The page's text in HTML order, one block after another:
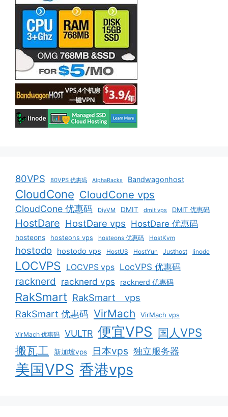
80VPS 80VPS 优惠码 AlphaRacks Bandwagonhost
CloudCone CloudCone vps
CloudCone 优惠码 DiyVM DMIT dmit vps DMIT 优惠码
HostDare HostDare vps HostDare 优惠码
hosteons hosteons vps hosteons 优惠码 HostKvm
hostodo hostodo vps HostUS HostYun Justhost linode
LOCVPS LOCVPS vps LocVPS 优惠码
racknerd racknerd vps racknerd 优惠码
RakSmart RakSmart vps
RakSmart 优惠码 VirMach VirMach vps
VirMach 优惠码 VULTR 便宜VPS 国人VPS
搬瓦工
新加坡vps 日本vps 独立服务器
美国VPS 香港vps